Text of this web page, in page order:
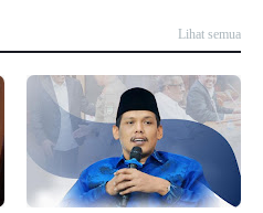
Lihat semua